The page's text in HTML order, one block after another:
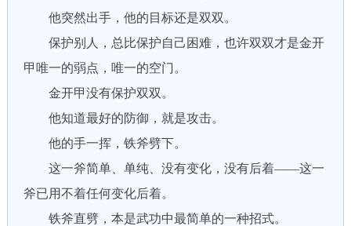
他突然出手，他的目标还是双双。
保护别人，总比保护自己困难，也许双双才是金开
甲唯一的弱点，唯一的空门。
金开甲没有保护双双。
他知道最好的防御，就是攻击。
他的手一挥，铁斧劈下。
这一斧简单、单纯、没有变化，没有后着——这一
斧已用不着任何变化后着。
铁斧直劈，本是武功中最简单的一种招式。